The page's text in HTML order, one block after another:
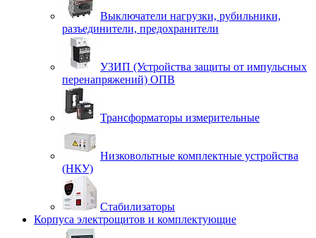
Выключатели нагрузки, рубильники,
разъединители, предохранители
УЗИП (Устройства защиты от импульсных
перенапряжений) ОПВ
Трансформаторы измерительные
Низковольтные комплектные устройства
(НКУ)
Стабилизаторы
Корпуса электрощитов и комплектующие